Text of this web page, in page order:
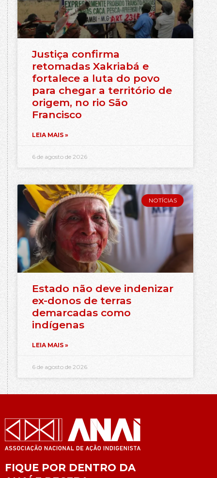
Justiça confirma
retomadas Xakriabá e
fortalece a luta do povo
para chegar a território de
origem, no rio São
Francisco
LEIA MAIS »
6 de agosto de 2026
NOTÍCIAS
Estado não deve indenizar
ex-donos de terras
demarcadas como
indígenas
LEIA MAIS »
6 de agosto de 2026
FIQUE POR DENTRO DA